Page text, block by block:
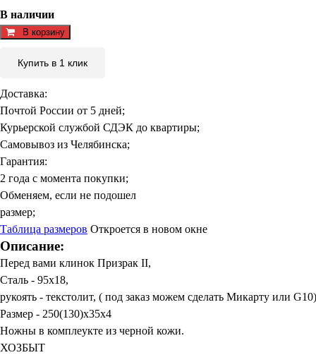
В наличии
В корзину
Купить в 1 клик
Доставка:
Почтой России от 5 дней;
Курьерской службой СДЭК до квартиры;
Самовывоз из Челябинска;
Гарантия:
2 года с момента покупки;
Обменяем, если не подошел
размер;
Таблица размеров Откроется в новом окне
Описание:
Перед вами клинок Призрак II,
Сталь - 95х18,
рукоять - текстолит, ( под заказ можем сделать Микарту или G10)
Размер - 250(130)х35х4
Ножны в комплеукте из черной кожи.
ХОЗБЫТ